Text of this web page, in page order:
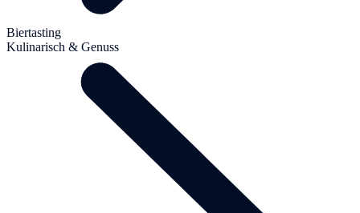
Biertasting
Kulinarisch & Genuss